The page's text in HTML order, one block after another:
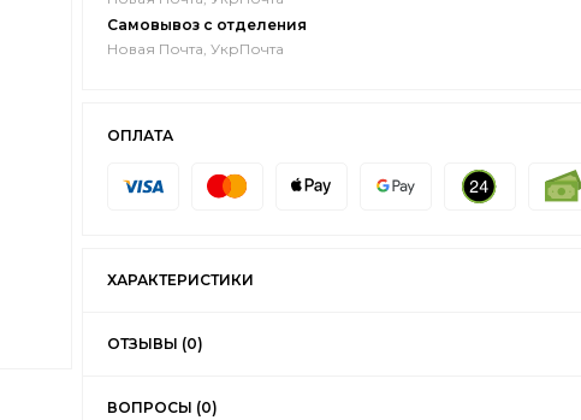
Самовывоз с отделения
Новая Почта, УкрПочта
ОПЛАТА
ХАРАКТЕРИСТИКИ
ОТЗЫВЫ (0)
ВОПРОСЫ (0)